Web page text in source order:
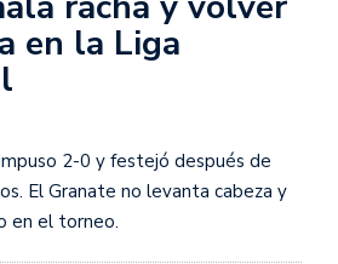
en la Liga
2-0 y festejó después de
El Granate no levanta cabeza y
en el torneo.